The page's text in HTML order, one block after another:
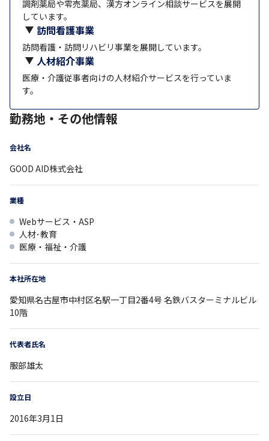
調剤薬局や零売薬局、漢方オンライン相談サービスを展開
しています。
訪問看護事業
訪問看護・訪問リハビリ事業を展開しています。
人材紹介事業
医療・介護従事者向けの人材紹介サービスを行っていま
す。
勤務地・その他情報
会社名
GOOD AID株式会社
業種
Webサービス・ASP
人材･教育
医療・福祉・介護
本社所在地
愛知県名古屋市中村区名駅一丁目2番4号 名鉄バスターミナルビル
10階
代表者氏名
服部雄太
設立日
2016年3月1日